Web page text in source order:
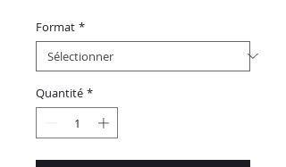
Format *
Quantité *